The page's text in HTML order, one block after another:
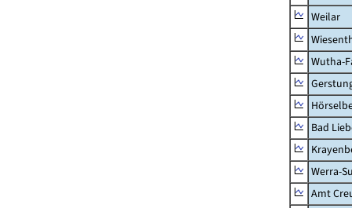
Weilar
Wutha-
Bad
Werra-
Amt